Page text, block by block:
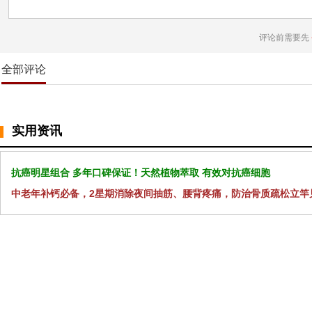
评论前需要先
全部评论
实用资讯
抗癌明星组合 多年口碑保证！天然植物萃取 有效对抗癌细胞
中老年补钙必备，2星期消除夜间抽筋、腰背疼痛，防治骨质疏松立竿